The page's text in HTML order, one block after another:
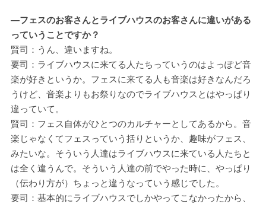
―フェスのお客さんとライブハウスのお客さんに違いがある
っていうことですか？
賢司：うん、違いますね。
要司：ライブハウスに来てる人たちっていうのはよっぽど音
楽が好きというか。フェスに来てる人も音楽は好きなんだろ
うけど、音楽よりもお祭りなのでライブハウスとはやっぱり
違っていて。
賢司：フェス自体がひとつのカルチャーとしてあるから。音
楽じゃなくてフェスっていう括りというか、趣味がフェス、
みたいな。そういう人達はライブハウスに来ている人たちと
は全く違うんで。そういう人達の前でやった時に、やっぱり
（伝わり方が）ちょっと違うなっていう感じでした。
要司：基本的にライブハウスでしかやってこなかったから、